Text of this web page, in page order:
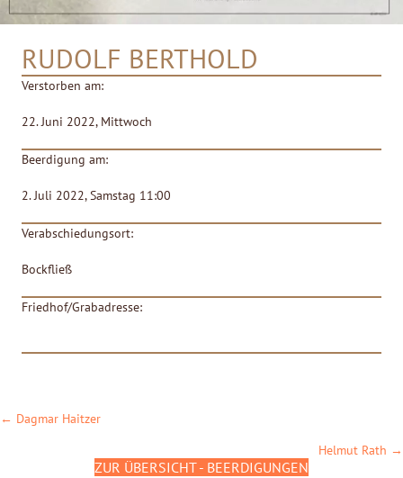
RUDOLF BERTHOLD
Verstorben am:
22. Juni 2022, Mittwoch
Beerdigung am:
2. Juli 2022, Samstag 11:00
Verabschiedungsort:
Bockfließ
Friedhof/Grabadresse:
POSTS
NAVIGATION
← Dagmar Haitzer
Helmut Rath →
ZUR ÜBERSICHT - BEERDIGUNGEN